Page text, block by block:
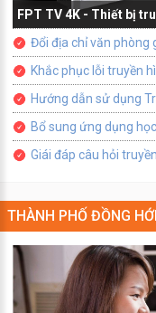
FPT TV 4K - Thiết bị
Đổi địa chỉ văn phòng
Khắc phục lỗi truyền
Hướng dẫn sử dụng
Bổ sung ứng dụng
Giái đáp câu hỏi
THÀNH PHỐ ĐỒNG HỚI